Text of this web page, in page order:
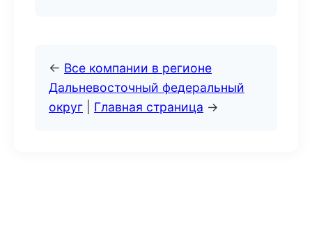
← Все компании в регионе
Дальневосточный федеральный
округ
Главная страница →